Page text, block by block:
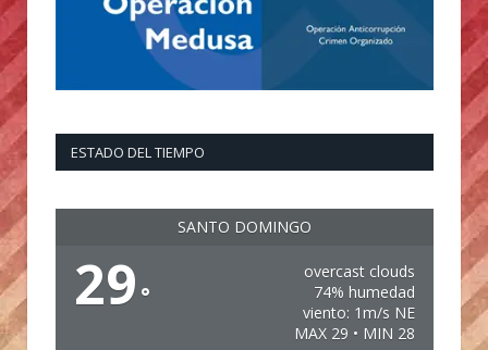
ESTADO DEL TIEMPO
SANTO DOMINGO
29 °
overcast clouds
74% humedad
viento: 1m/s NE
MAX 29 • MIN 28